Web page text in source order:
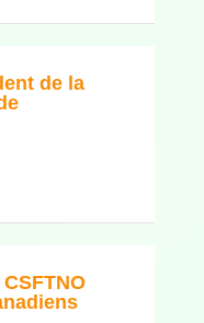
de la